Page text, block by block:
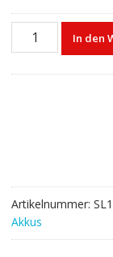
Laptop
NC14,BYONE
C14U,Traveler
14.1
Menge
In den
Artikelnummer:
Akkus